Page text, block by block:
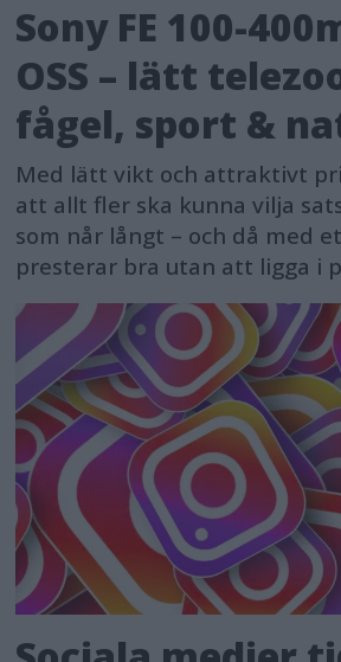
Sony FE 100-
OSS – lätt
fågel, sport &
Med lätt vikt och attraktivt
att allt fler ska kunna vilja
som når långt – och då med
presterar bra utan att ligga i